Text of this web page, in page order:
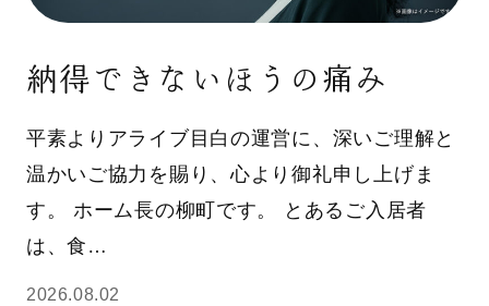
納得できないほうの痛み
平素よりアライブ目白の運営に、深いご理解と
温かいご協力を賜り、心より御礼申し上げま
す。 ホーム長の柳町です。 とあるご入居者
は、食…
2026.08.02